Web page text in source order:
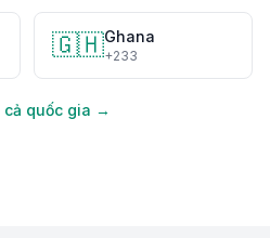
🇬🇭Ghana
+233
cả quốc gia →